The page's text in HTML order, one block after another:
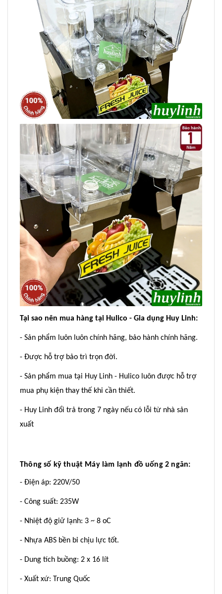
Tại sao nên mua hàng tại Hulico - Gia dụng Huy Linh:
- Sản phẩm luôn luôn chính hãng, bảo hành chính hãng.
- Được hỗ trợ bảo trì trọn đời.
- Sản phẩm mua tại Huy Linh - Hulico luôn được hỗ trợ
mua phụ kiện thay thế khi cần thiết.
- Huy Linh đổi trả trong 7 ngày nếu có lỗi từ nhà sản
xuất
Thông số kỹ thuật Máy làm lạnh đồ uống 2 ngăn:
- Điện áp: 220V/50
- Công suất: 235W
- Nhiệt độ giữ lạnh: 3 ~ 8 oC
- Nhựa ABS bền bỉ chịu lực tốt.
- Dung tích buồng: 2 x 16 lít
- Xuất xứ: Trung Quốc